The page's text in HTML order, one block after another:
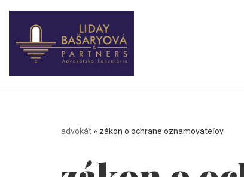
Preskočiť
advokát » zákon o ochrane oznamovateľov